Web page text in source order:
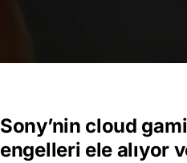
Sony’nin cloud
engelleri ele alıyor